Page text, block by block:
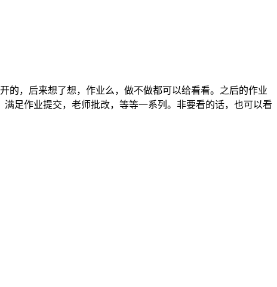
的，后来想了想，作业么，做不做都可以给看看。之后的作业
足作业提交，老师批改，等等一系列。非要看的话，也可以看